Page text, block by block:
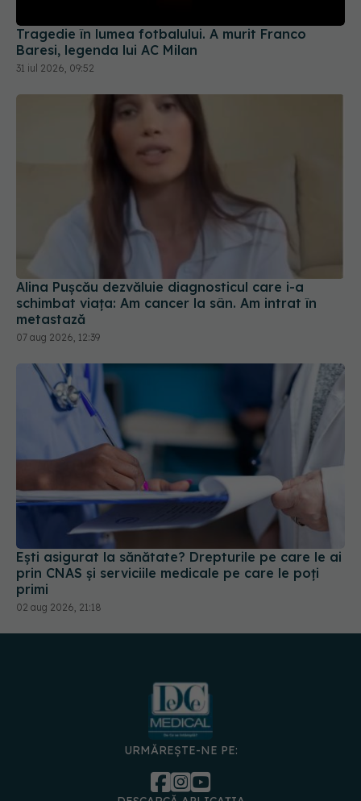
Alina Pușcău dezvăluie diagnosticul care i-a
schimbat viața: Am cancer la sân. Am intrat în
metastază
07 aug 2026, 12:39
Ești asigurat la sănătate? Drepturile pe care le ai
prin CNAS și serviciile medicale pe care le poți
02 aug 2026, 21:18
URMĂREȘTE-NE PE:
DESCARCĂ APLICAȚIA